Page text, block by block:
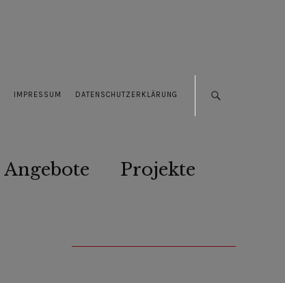
IMPRESSUM DATENSCHUTZERKLÄRUNG
Angebote Projekte